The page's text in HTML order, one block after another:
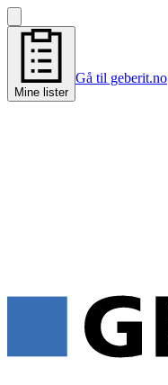
Mine lister
Gå til geberit.no